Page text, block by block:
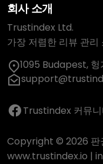
회사 소개
Trustindex Ltd.
가장 저렴한 리뷰 관리
1095 Budapest,
Trustindex 커뮤니
Copyright © 2026 판
www.trustindex.io |